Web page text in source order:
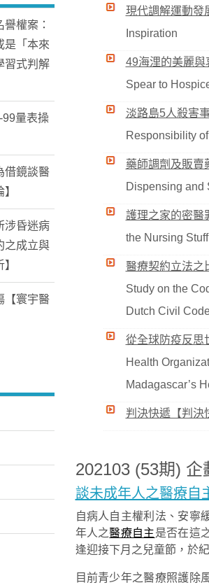
現代調解運動發
Inspiration
49海浬的美麗與
Spear to
淡路島5人殺害
Responsibility
藥師調劑及販賣
Dispensing and
護理之家的密醫
the Nursing
醫療契約立法之
Study on the
Dutch Civil
從全球防疫反思
Health
Madagascar’s
判決快遞【判決
202103 (53期) 企
談未成年人之醫療自
自病人自主權利法、安寧
年人之醫療自主是否在這
逢迎接下月之兒童節，於
目前青少年之醫療照護除
權案：
是「本來
習式判解
99量表操
借鏡談醫
涉昏迷病
之成立與
【寰宇醫